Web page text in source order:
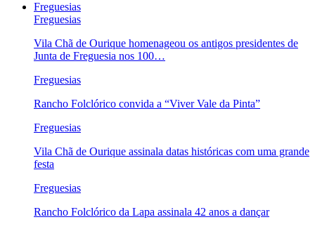
Freguesias
Freguesias
Vila Chã de Ourique homenageou os antigos presidentes de
Junta de Freguesia nos 100…
Freguesias
Rancho Folclórico convida a “Viver Vale da Pinta”
Freguesias
Vila Chã de Ourique assinala datas históricas com uma grande
festa
Freguesias
Rancho Folclórico da Lapa assinala 42 anos a dançar